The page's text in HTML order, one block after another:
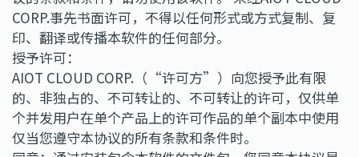
CORP.事先书面许可，不得以任何形式或方式复制、复
印、翻译或传播本软件的任何部分。
授予许可：
AIOT CLOUD CORP.（“许可方”）向您授予此有限
的、非独占的、不可转让的、不可转让的许可，仅供单
个并发用户在单个产品上的许可作品的单个副本中使用
仅当您遵守本协议的所有条款和条件时。